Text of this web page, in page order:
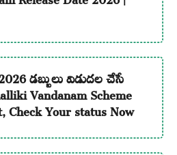
డబ్బులు విడుదల చేసే
Vandanam Scheme
Your status Now